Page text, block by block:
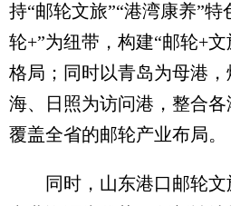
持“邮轮文旅”“港湾康养”
轮+”为纽带，构建“邮轮+
格局；同时以青岛为母港
海、日照为访问港，整合
覆盖全省的邮轮产业布局。
同时，山东港口邮轮文